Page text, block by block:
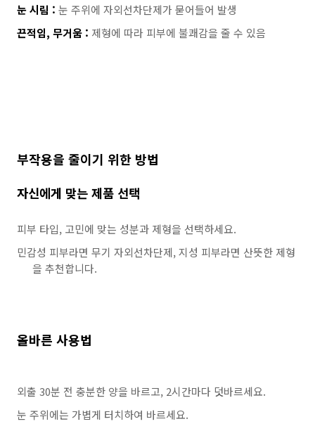
눈 시림 : 눈 주위에 자외선차단제가 묻어들어 발생
끈적임, 무거움 : 제형에 따라 피부에 불쾌감을 줄 수 있음
부작용을 줄이기 위한 방법
자신에게 맞는 제품 선택
피부 타입, 고민에 맞는 성분과 제형을 선택하세요.
민감성 피부라면 무기 자외선차단제, 지성 피부라면 산뜻한 제형
을 추천합니다.
올바른 사용법
외출 30분 전 충분한 양을 바르고, 2시간마다 덧바르세요.
눈 주위에는 가볍게 터치하여 바르세요.